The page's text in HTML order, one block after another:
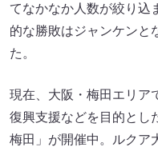
てなかなか人数が絞り
的な勝敗はジャンケンと
た。
現在、大阪・梅田エリア
復興支援などを目的とし
梅田」が開催中。ルクア